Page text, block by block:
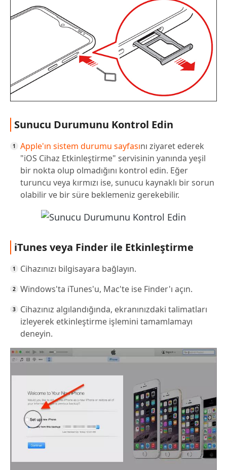
Sunucu Durumunu Kontrol Edin
Apple'ın sistem durumu sayfasını ziyaret ederek
"iOS Cihaz Etkinleştirme" servisinin yanında yeşil
bir nokta olup olmadığını kontrol edin. Eğer
turuncu veya kırmızı ise, sunucu kaynaklı bir sorun
olabilir ve bir süre beklemeniz gerekebilir.
iTunes veya Finder ile Etkinleştirme
Cihazınızı bilgisayara bağlayın.
Windows'ta iTunes'u, Mac'te ise Finder'ı açın.
Cihazınız algılandığında, ekranınızdaki talimatları
izleyerek etkinleştirme işlemini tamamlamayı
deneyin.